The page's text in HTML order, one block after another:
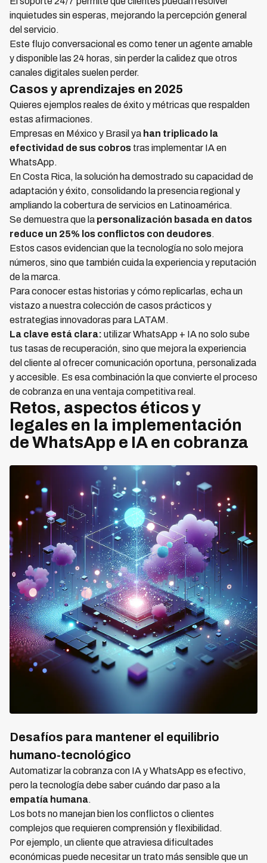
inquietudes sin esperas, mejorando la percepción general
del servicio.
Este flujo conversacional es como tener un agente amable
y disponible las 24 horas, sin perder la calidez que otros
canales digitales suelen perder.
Casos y aprendizajes en 2025
Quieres ejemplos reales de éxito y métricas que respalden
estas afirmaciones.
Empresas en México y Brasil ya han triplicado la
efectividad de sus cobros tras implementar IA en
WhatsApp.
En Costa Rica, la solución ha demostrado su capacidad de
adaptación y éxito, consolidando la presencia regional y
ampliando la cobertura de servicios en Latinoamérica.
Se demuestra que la personalización basada en datos
reduce un 25% los conflictos con deudores.
Estos casos evidencian que la tecnología no solo mejora
números, sino que también cuida la experiencia y reputación
de la marca.
Para conocer estas historias y cómo replicarlas, echa un
vistazo a nuestra colección de casos prácticos y
estrategias innovadoras para LATAM.
La clave está clara: utilizar WhatsApp + IA no solo sube
tus tasas de recuperación, sino que mejora la experiencia
del cliente al ofrecer comunicación oportuna, personalizada
y accesible. Es esa combinación la que convierte el proceso
de cobranza en una ventaja competitiva real.
Retos, aspectos éticos y
legales en la implementación
de WhatsApp e IA en cobranza
Desafíos para mantener el equilibrio
humano-tecnológico
Automatizar la cobranza con IA y WhatsApp es efectivo,
pero la tecnología debe saber cuándo dar paso a la
empatía humana.
Los bots no manejan bien los conflictos o clientes
complejos que requieren comprensión y flexibilidad.
Por ejemplo, un cliente que atraviesa dificultades
económicas puede necesitar un trato más sensible que un